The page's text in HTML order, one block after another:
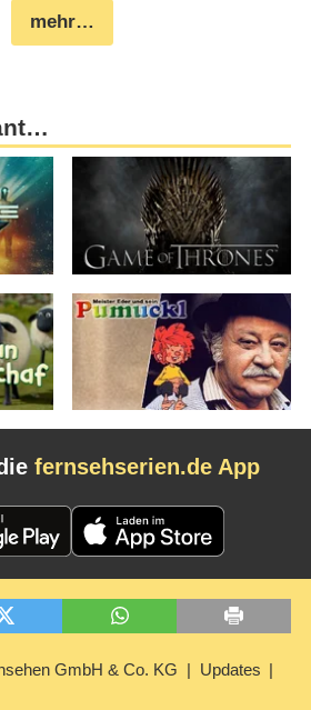
mehr…
fernsehserien.de App
GmbH & Co. KG Updates